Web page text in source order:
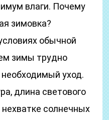
влаги. Почему
зимовка?
обычной
зимы трудно
уход.
длина светового
солнечных